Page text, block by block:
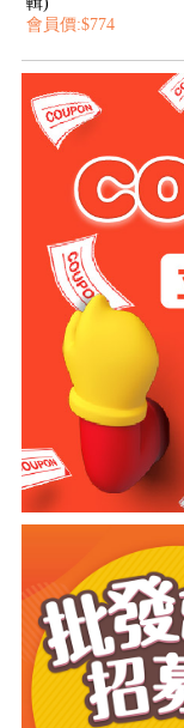
會員價:$774